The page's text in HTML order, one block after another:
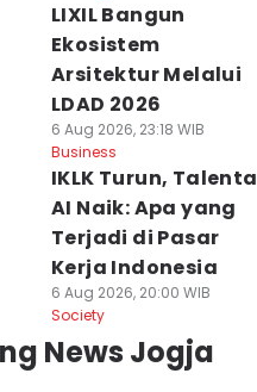
LIXIL Bangun
Ekosistem
Arsitektur Melalui
LDAD 2026
6 Aug 2026, 23:18 WIB
Business
IKLK Turun, Talenta
AI Naik: Apa yang
Terjadi di Pasar
Kerja Indonesia
6 Aug 2026, 20:00 WIB
Society
News Jogja